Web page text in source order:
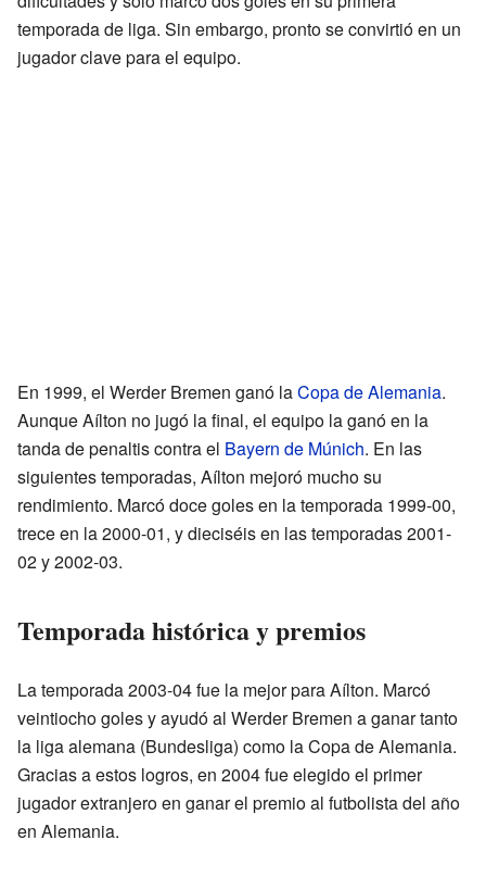
temporada de liga. Sin embargo, pronto se convirtió en un
jugador clave para el equipo.
En 1999, el Werder Bremen ganó laCopa de Alemania.
Aunque Aílton no jugó la final, el equipo la ganó en la
tanda de penaltis contra el Bayern de Múnich. En las
siguientes temporadas, Aílton mejoró mucho su
rendimiento. Marcó doce goles en la temporada 1999-00,
trece en la 2000-01, y dieciséis en las temporadas 2001-
02 y 2002-03.
Temporada histórica y premios
La temporada 2003-04 fue la mejor para Aílton. Marcó
veintiocho goles y ayudó al Werder Bremen a ganar tanto
la liga alemana (Bundesliga) como la Copa de Alemania.
Gracias a estos logros, en 2004 fue elegido el primer
jugador extranjero en ganar el premio al futbolista del año
en Alemania.